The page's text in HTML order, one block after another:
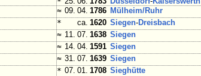
≈ 09. 04. 1786 Mülheim/Ruhr
* ca. 1620 Siegen-Dreisbach
≈ 11. 07. 1638 Siegen
≈ 14. 04. 1591 Siegen
≈ 31. 07. 1639 Siegen
* 07. 01. 1708 Sieghütte